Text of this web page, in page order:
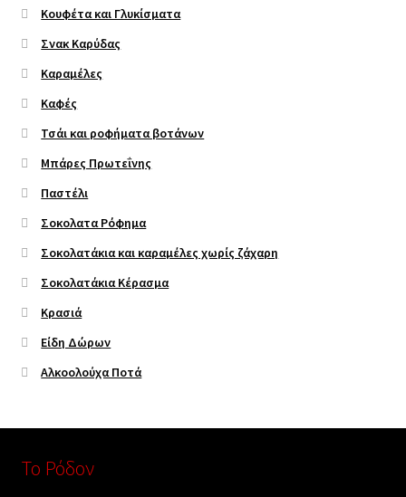
Κουφέτα και Γλυκίσματα
Σνακ Καρύδας
Καραμέλες
Καφές
Τσάι και ροφήματα βοτάνων
Μπάρες Πρωτεΐνης
Παστέλι
Σοκολατα Ρόφημα
Σοκολατάκια και καραμέλες χωρίς ζάχαρη
Σοκολατάκια Κέρασμα
Κρασιά
Είδη Δώρων
Αλκοολούχα Ποτά
Το Ρόδον